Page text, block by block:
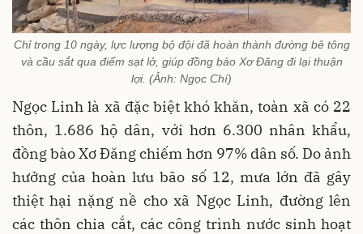
Chỉ trong 10 ngày, lực lượng bộ đội đã hoàn thành đường bê tông
và cầu sắt qua điểm sạt lở, giúp đồng bào Xơ Đăng đi lại thuận
lợi. (Ảnh: Ngọc Chí)
Ngọc Linh là xã đặc biệt khó khăn, toàn xã có 22
thôn, 1.686 hộ dân, với hơn 6.300 nhân khẩu,
đồng bào Xơ Đăng chiếm hơn 97% dân số. Do ảnh
hưởng của hoàn lưu bão số 12, mưa lớn đã gây
thiệt hại nặng nề cho xã Ngọc Linh, đường lên
các thôn chia cắt, các công trình nước sinh hoạt